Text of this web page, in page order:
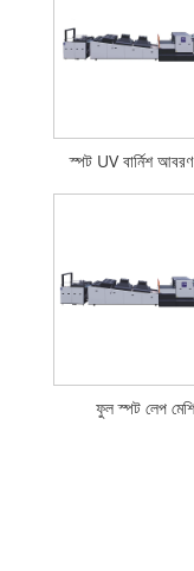
স্পট UV বার্নিশ আবরণ
ফুল স্পট লেপ